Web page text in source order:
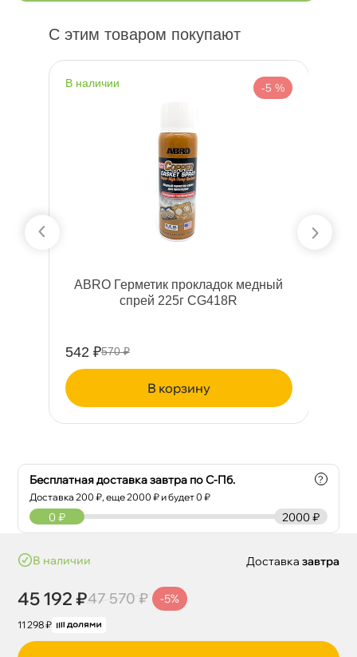
С этим товаром покупают
наличии -5 %
ABRO Герметик прокладок медный
спрей 225г CG418R
542 ₽570 ₽
корзину
Бесплатная доставка завтра по С-Пб.
Доставка200 ₽, еще2000 ₽ и будет 0 ₽
?
2000 ₽
0 ₽
наличии
45 192 ₽47 570 ₽ -5%
11 298 ₽
Доставка завтра